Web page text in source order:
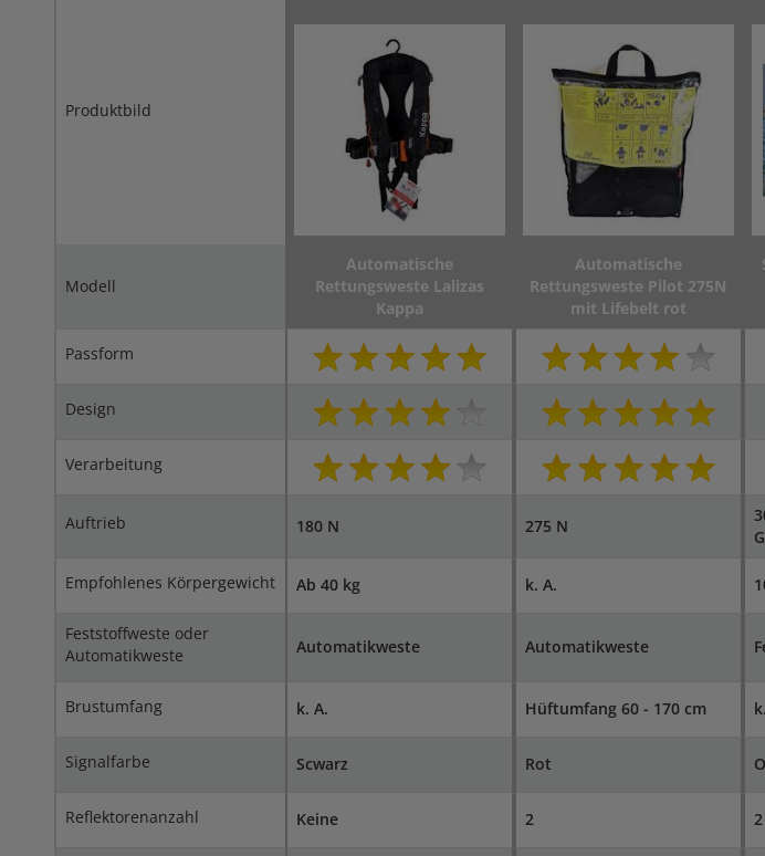
Produktbild
Modell
Automatische
Rettungsweste Lalizas
Kappa
Automatische
Rettungsweste Pilot 275N
mit Lifebelt rot
Passform
Design
Verarbeitung
Auftrieb 180 N 275 N
Empfohlenes Körpergewicht Ab 40 kg k. A.
Feststoffweste oder
Automatikweste
Automatikweste Automatikweste
Brustumfang k. A. Hüftumfang 60 - 170 cm
Signalfarbe Scwarz Rot
Reflektorenanzahl Keine 2 2